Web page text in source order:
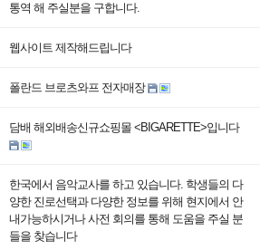
통역 해 주실분을 구합니다.
웹사이트 제작해드립니다
폴란드 브로츠와프 전자매장
담배 해외배송신규쇼핑몰 <BIGARETTE>입니다
한국에서 음악교사를 하고 있습니다. 학생들의 다
양한 진로선택과 다양한 정보를 위해 현지에서 안
내가능하시거나 사전 회의를 통해 도움을 주실 분
들을 찾습니다